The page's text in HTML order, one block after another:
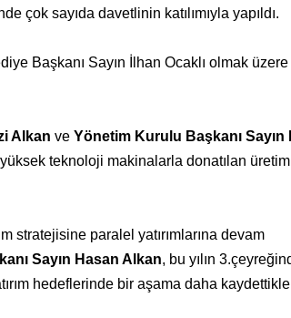
çok sayıda davetlinin katılımıyla yapıldı.
Başkanı Sayın İlhan Ocaklı olmak
Alkan ve Yönetim Kurulu Başkanı Sayın
teknoloji makinalarla donatılan
paralel yatırımlarına devam
Sayın Hasan Alkan, bu yılın
hedeflerinde bir aşama daha